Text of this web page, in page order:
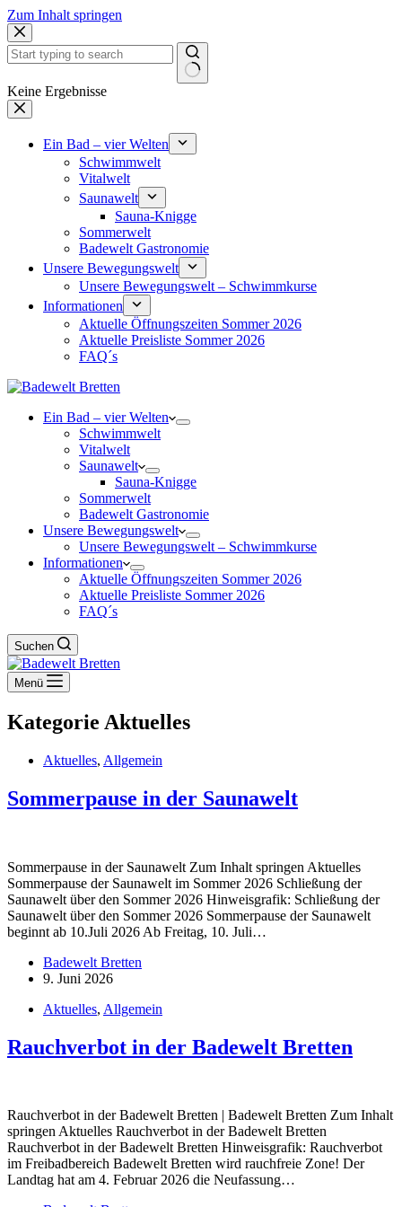
Zum Inhalt springen
Keine Ergebnisse
Ein Bad – vier Welten
Schwimmwelt
Vitalwelt
Saunawelt
Sauna-Knigge
Sommerwelt
Badewelt Gastronomie
Unsere Bewegungswelt
Unsere Bewegungswelt – Schwimmkurse
Informationen
Aktuelle Öffnungszeiten Sommer 2026
Aktuelle Preisliste Sommer 2026
FAQ´s
Ein Bad – vier Welten
Schwimmwelt
Vitalwelt
Saunawelt
Sauna-Knigge
Sommerwelt
Badewelt Gastronomie
Unsere Bewegungswelt
Unsere Bewegungswelt – Schwimmkurse
Informationen
Aktuelle Öffnungszeiten Sommer 2026
Aktuelle Preisliste Sommer 2026
FAQ´s
Suchen
Menü
Kategorie Aktuelles
Aktuelles, Allgemein
Sommerpause in der Saunawelt
Sommerpause in der Saunawelt Zum Inhalt springen Aktuelles
Sommerpause der Saunawelt im Sommer 2026 Schließung der
Saunawelt über den Sommer 2026 Hinweisgrafik: Schließung der
Saunawelt über den Sommer 2026 Sommerpause der Saunawelt
beginnt ab 10.Juli 2026 Ab Freitag, 10. Juli…
Badewelt Bretten
9. Juni 2026
Aktuelles, Allgemein
Rauchverbot in der Badewelt Bretten
Rauchverbot in der Badewelt Bretten | Badewelt Bretten Zum Inhalt
springen Aktuelles Rauchverbot in der Badewelt Bretten
Rauchverbot in der Badewelt Bretten Hinweisgrafik: Rauchverbot
im Freibadbereich Badewelt Bretten wird rauchfreie Zone! Der
Landtag hat am 4. Februar 2026 die Neufassung…